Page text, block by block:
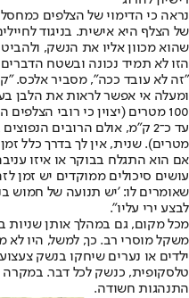
נראה כי הדימוי של הצלפים
של הצלף היא אישית. בניגוד
שהוא מכוון אליו את הנשק,
הזו לא תמיד נכונה ובשטח
ומעלה אי אפשר לראות את הלבן
100 מטרים (יצוין כי רובי
מטרים). שנית, אין לך בדרך כלל
אם הוא התגלח בבוקר או איזו
עושים סיכולים ממוקדים יש זמן
שאומרים לו: 'יש תנועה של חמוש
לבצע ירי עליו".
מכל מקום, גם במהלך אותן שניות
משקל מוסרי רב. כך, למשל, היו לא
ילדים או נערים שיחקו בנשק
טלסקופית, כנשק לכל דבר. במקרה
התנהגות חשודה.